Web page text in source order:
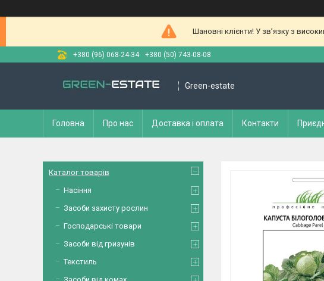
Шановні клієнти! У зв’язку з
+380 (96) 068-24-34 +380 (50) 743-08-08
Green-estate
Головна Про нас Доставка і оплата Контакти
Каталог товарів
Насіння
Засоби захисту рослин
Господарські товари
Засоби від гризунів
Текстиль